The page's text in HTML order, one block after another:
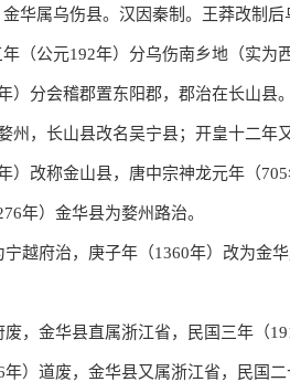
华属乌伤县。汉因秦制。王莽改制后
（公元192年）分乌伤南乡地（实为
）分会稽郡置东阳郡，郡治在长山县。
州，长山县改名吴宁县；开皇十二年
）改称金山县，唐中宗神龙元年（
年）金华县为婺州路治。
越府治，庚子年（1360年）改为金
，金华县直属浙江省，民国三年（
）道废，金华县又属浙江省，民国